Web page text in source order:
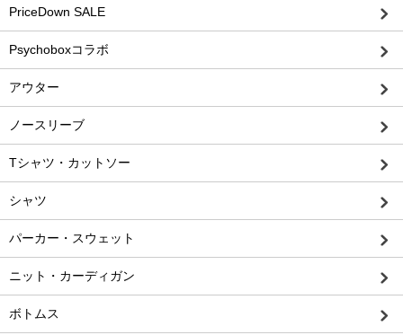
PriceDown SALE
Psychoboxコラボ
アウター
ノースリーブ
Tシャツ・カットソー
シャツ
パーカー・スウェット
ニット・カーディガン
ボトムス